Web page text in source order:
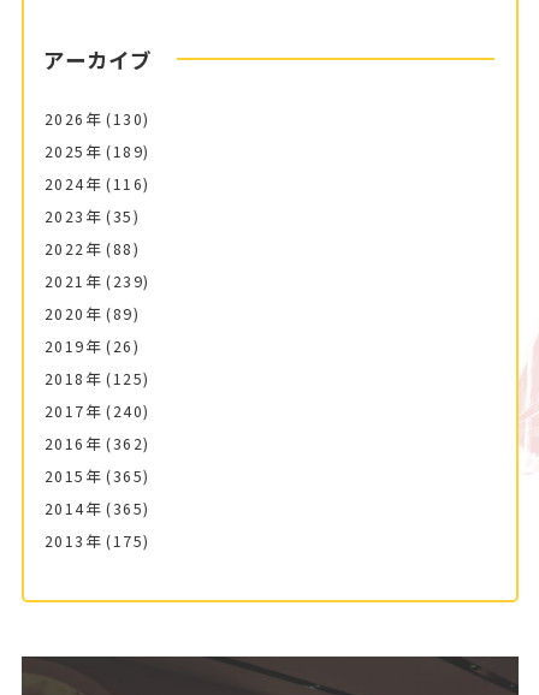
アーカイブ
2026年 (130)
2025年 (189)
2024年 (116)
2023年 (35)
2022年 (88)
2021年 (239)
2020年 (89)
2019年 (26)
2018年 (125)
2017年 (240)
2016年 (362)
2015年 (365)
2014年 (365)
2013年 (175)